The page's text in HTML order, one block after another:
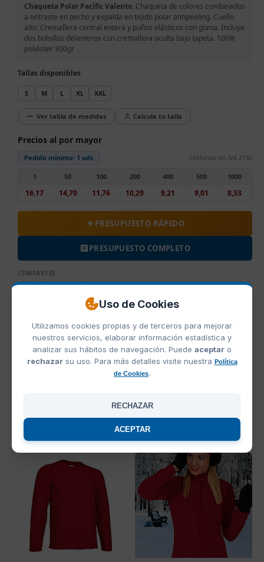
Uso de Cookies
Utilizamos cookies propias y de terceros para mejorar
nuestros servicios, elaborar información estadística y
analizar sus hábitos de navegación. Puede aceptar o
rechazarsu uso. Para más detalles visite nuestra Política
de Cookies.
RECHAZAR
ACEPTAR
Chaqueta Polar Pacific Valento. Chaqueta de colores combinados
a ontraste en pecho y espalda en tejido polar antipeeling. Cuello
alto. Cremallera central entera y puños elásticos con goma. Incluye
dos bolsillos delanteros con cremallera oculta bajo tapeta. 100%
poliéster 300gr
Tallas disponibles
S M L XL XXL
Ver tabla de medidas Calcula tu talla
Precios al por mayor
Pedido mínimo: 1 uds (Unitarios sin IVA 21%)
1
16,17
50
14,70
100
11,76
200
10,29
400
9,21
500
9,01
1000
8,33
PRESUPUESTO RÁPIDO
PRESUPUESTO COMPLETO
COMPARTIR
COLORES CHAQUETA POLAR PACIFIC VALENTO
Azul Marino/Rojo/Blanco Azul Marino/Royal/Blanco Negro/Gris/Blanco
PRODUCTOS RELACIONADOS OFERTAS